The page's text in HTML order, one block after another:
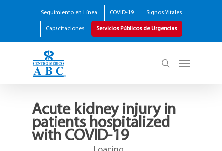
Seguimiento en Línea COVID-19 Signos Vitales
Capacitaciones Servicios Públicos de Urgencias
Acute kidney injury in
patients hospitalized
with COVID-19